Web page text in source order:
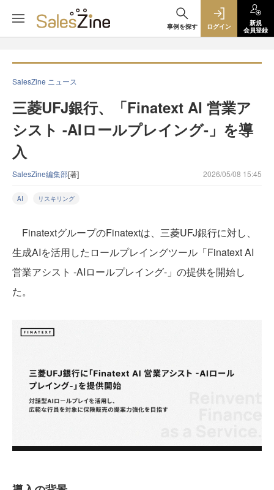
事例を探す ログイン
新規
会員登録
SalesZine ニュース
三菱UFJ銀行、「Finatext AI 営業ア
シスト -AIロールプレイング-」を導
入
SalesZine編集部[著] 2026/05/08 15:45
AI リスキリング
FinatextグループのFinatextは、三菱UFJ銀行に対し、
生成AIを活用したロールプレイングツール「Finatext AI
営業アシスト -AIロールプレイング-」の提供を開始し
た。